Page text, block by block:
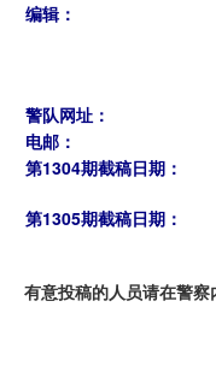
编辑：
警队网址：
电邮：
第1304期截稿日期：
第1305期截稿日期：
有意投稿的人员请在警察